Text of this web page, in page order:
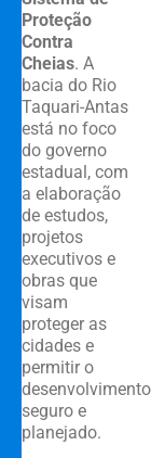
Proteção
Contra
Cheias. A
bacia do Rio
Taquari-Antas
está no foco
do governo
estadual, com
a elaboração
de estudos,
projetos
executivos e
obras que
visam
proteger as
cidades e
permitir o
desenvolvimento
seguro e
planejado.